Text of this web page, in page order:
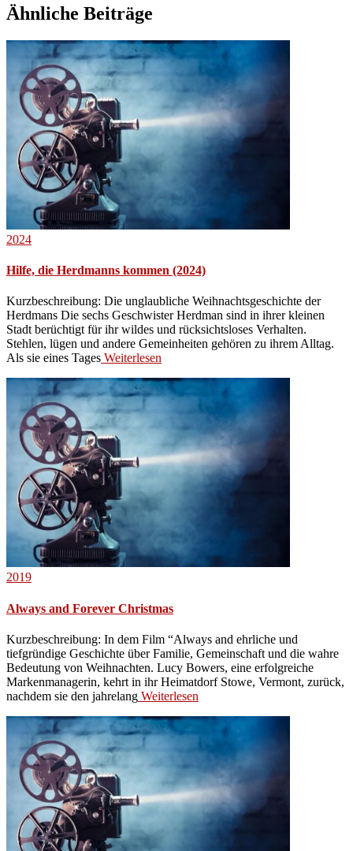
Ähnliche Beiträge
2024
Hilfe, die Herdmanns kommen (2024)
Kurzbeschreibung: Die unglaubliche Weihnachtsgeschichte der
Herdmans Die sechs Geschwister Herdman sind in ihrer kleinen
Stadt berüchtigt für ihr wildes und rücksichtsloses Verhalten.
Stehlen, lügen und andere Gemeinheiten gehören zu ihrem Alltag.
Als sie eines Tages Weiterlesen
2019
Always and Forever Christmas
Kurzbeschreibung: In dem Film “Always and ehrliche und
tiefgründige Geschichte über Familie, Gemeinschaft und die wahre
Bedeutung von Weihnachten. Lucy Bowers, eine erfolgreiche
Markenmanagerin, kehrt in ihr Heimatdorf Stowe, Vermont, zurück,
nachdem sie den jahrelang Weiterlesen